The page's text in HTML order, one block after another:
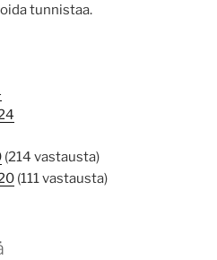
tunnistaa.
(214 vastausta)
(111 vastausta)